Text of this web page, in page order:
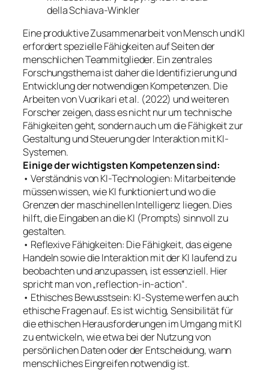
della Schiava-Winkler
Eine produktive Zusammenarbeit von Mensch und KI
erfordert spezielle Fähigkeiten auf Seiten der
menschlichen Teammitglieder. Ein zentrales
Forschungsthema ist daher die Identifizierung und
Entwicklung der notwendigen Kompetenzen. Die
Arbeiten von Vuorikari et al. (2022) und weiteren
Forscher zeigen, dass es nicht nur um technische
Fähigkeiten geht, sondern auch um die Fähigkeit zur
Gestaltung und Steuerung der Interaktion mit KI-
Systemen.
Einige der wichtigsten Kompetenzen sind:
• Verständnis von KI-Technologien: Mitarbeitende
müssen wissen, wie KI funktioniert und wo die
Grenzen der maschinellen Intelligenz liegen. Dies
hilft, die Eingaben an die KI (Prompts) sinnvoll zu
gestalten.
• Reflexive Fähigkeiten: Die Fähigkeit, das eigene
Handeln sowie die Interaktion mit der KI laufend zu
beobachten und anzupassen, ist essenziell. Hier
spricht man von „reflection-in-action“.
• Ethisches Bewusstsein: KI-Systeme werfen auch
ethische Fragen auf. Es ist wichtig, Sensibilität für
die ethischen Herausforderungen im Umgang mit KI
zu entwickeln, wie etwa bei der Nutzung von
persönlichen Daten oder der Entscheidung, wann
menschliches Eingreifen notwendig ist.